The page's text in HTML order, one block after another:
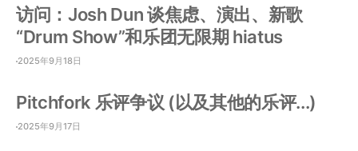
访问：Josh Dun 谈焦虑、演出、新歌
“Drum Show”和乐团无限期 hiatus
2025年9月18日
Pitchfork 乐评争议 (以及其他的乐评...)
2025年9月17日